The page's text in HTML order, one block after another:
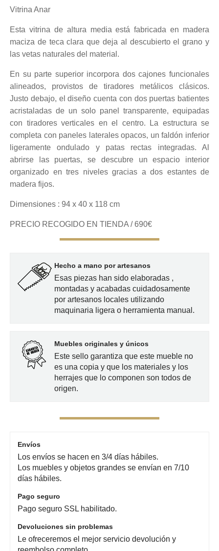
Vitrina Anar
Esta vitrina de altura media está fabricada en madera
maciza de teca clara que deja al descubierto el grano y
las vetas naturales del material.
En su parte superior incorpora dos cajones funcionales
alineados, provistos de tiradores metálicos clásicos.
Justo debajo, el diseño cuenta con dos puertas batientes
acristaladas de un solo panel transparente, equipadas
con tiradores verticales en el centro. La estructura se
completa con paneles laterales opacos, un faldón inferior
ligeramente ondulado y patas rectas integradas. Al
abrirse las puertas, se descubre un espacio interior
organizado en tres niveles gracias a dos estantes de
madera fijos.
Dimensiones : 94 x 40 x 118 cm
PRECIO RECOGIDO EN TIENDA / 690€
Hecho a mano por artesanos
Esas piezas han sido elaboradas ,
montadas y acabadas cuidadosamente
por artesanos locales utilizando
maquinaria ligera o herramienta manual.
Muebles originales y únicos
Este sello garantiza que este mueble no
es una copia y que los materiales y los
herrajes que lo componen son todos de
origen.
Envíos
Los envíos se hacen en 3/4 días hábiles.
Los muebles y objetos grandes se envían en 7/10
días hábiles.
Pago seguro
Pago seguro SSL habilitado.
Devoluciones sin problemas
Le ofreceremos el mejor servicio devolución y